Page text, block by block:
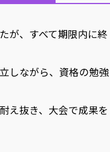
が、すべて期限内に終
しながら、資格の勉強
え抜き、大会で成果を